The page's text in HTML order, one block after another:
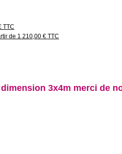
TTC
de 1 210,00 € TTC
3x4m merci de